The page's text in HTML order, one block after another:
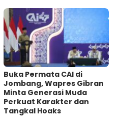
Buka Permata CAI di
Jombang, Wapres Gibran
Minta Generasi Muda
Perkuat Karakter dan
Tangkal Hoaks